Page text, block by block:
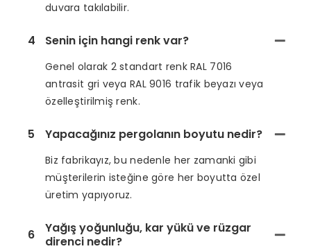
duvara takılabilir.
4 Senin için hangi renk var?
Genel olarak 2 standart renk RAL 7016
antrasit gri veya RAL 9016 trafik beyazı veya
özelleştirilmiş renk.
5 Yapacağınız pergolanın boyutu nedir?
Biz fabrikayız, bu nedenle her zamanki gibi
müşterilerin isteğine göre her boyutta özel
üretim yapıyoruz.
6
Yağış yoğunluğu, kar yükü ve rüzgar
direnci nedir?